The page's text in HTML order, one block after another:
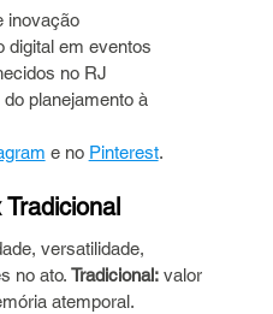
inovação
digital em eventos
no RJ
planejamento à
e no Pinterest.
versatilidade,
no ato. Tradicional: valor
atemporal.